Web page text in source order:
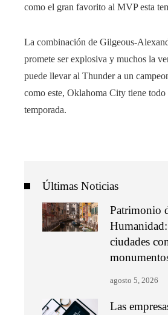
como el gran favorito al MVP esta
La combinación de Gilgeous-
promete ser explosiva y muchos la
puede llevar al Thunder a un
como este, Oklahoma City tiene todo
temporada.
Últimas Noticias
Patrimonio
ciudades
agosto 5, 2026
Las